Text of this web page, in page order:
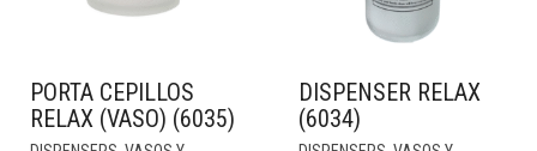
PORTA CEPILLOS
RELAX (VASO) (6035)
DISPENSER RELAX
(6034)